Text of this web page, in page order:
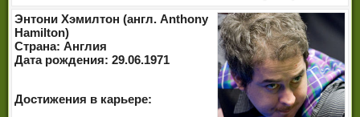
РЕЙТИНГ
ИГРОКИ
СЕНЧУРИ БРЕЙКИ
Энтони Хэмилтон (англ. Anthony
Hamilton)
Страна: Англия
Дата рождения: 29.06.1971
Достижения в карьере: